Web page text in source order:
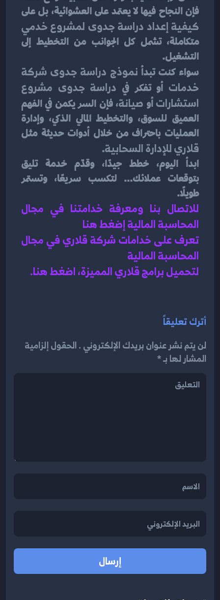
فإن النجاح فيها لا يعتمد على العشوائية، بل على
كيفية إعداد دراسة جدوى لمشروع خدمي
التشغيل.
سواء كنت تبدأ
خدمات أو تفكر في
استشارات أو صيانة
العمليات باحتراف من خلال أدوات حديثة مثل
قلاري للإدارة السحابية.
بتوقعات عملائك... لتكسب سريعًا، وتستمر
طويلًا.
المحاسبة المالية إضغط هنا
المحاسبة المالية
لتحميل برامج قلاري المميزة، اضغط هنا.
أترك تعليقاً
لن يتم نشر عنوان بريدك الإلكتروني . الحقول إلزامية
المشار لها بـ *
إرسال